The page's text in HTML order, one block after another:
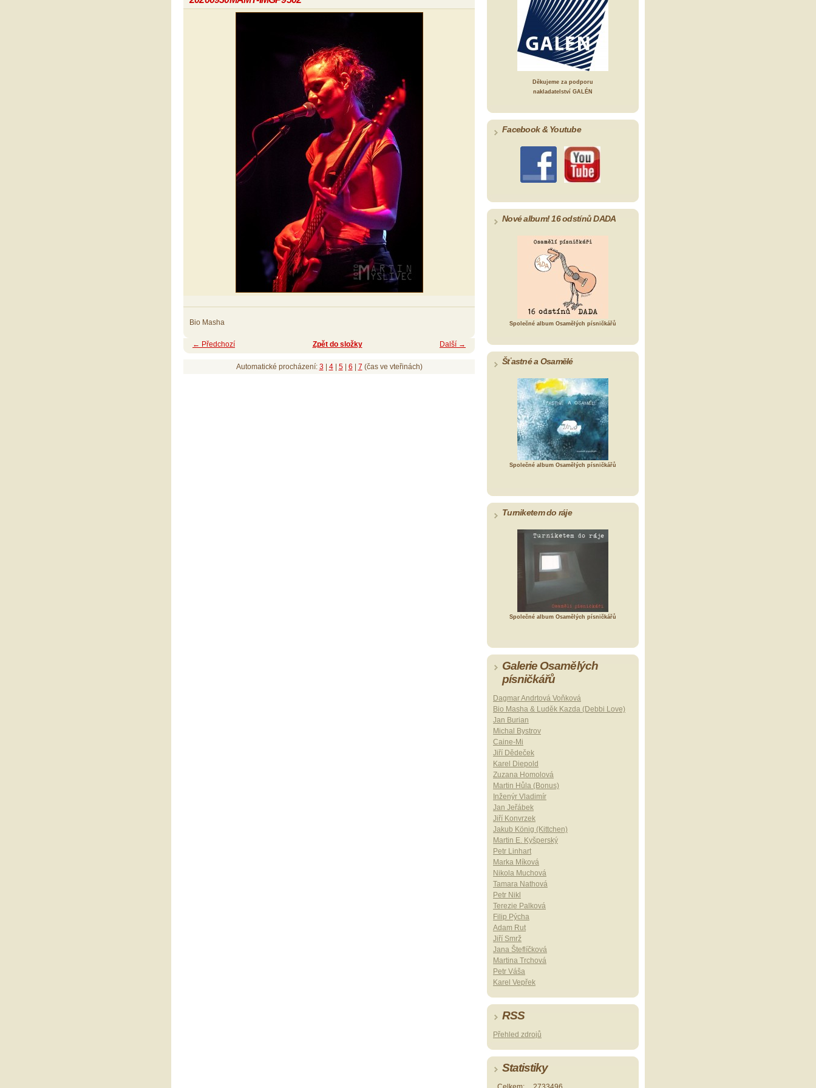
Bio Masha
← Předchozí Další →
Zpět do složky
Automatické procházení: 3| 4| 5| 6 7 (čas ve vteřinách)
Děkujeme za podporu
nakladatelství GALÉN
Facebook & Youtube
Nové album! 16 odstínů DADA
Společné album Osamělých písničkářů
Šťastné a Osamělé
Společné album Osamělých písničkářů
Turniketem do ráje
Společné album Osamělých písničkářů
Galerie Osamělých
písničkářů
Dagmar Andrtová Voňková
Bio Masha & Luděk Kazda (Debbi Love)
Jan Burian
Michal Bystrov
Caine-Mi
Jiří Dědeček
Karel Diepold
Zuzana Homolová
Martin Hůla (Bonus)
Inženýr Vladimír
Jan Jeřábek
Jiří Konvrzek
Jakub König (Kittchen)
Martin E. Kyšperský
Petr Linhart
Marka Míková
Nikola Muchová
Tamara Nathová
Petr Nikl
Terezie Palková
Filip Pýcha
Adam Rut
Jiří Smrž
Jana Šteflíčková
Martina Trchová
Petr Váša
Karel Vepřek
RSS
Přehled zdrojů
Statistiky